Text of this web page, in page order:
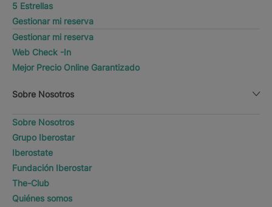
5 Estrellas
Gestionar mi reserva
Gestionar mi reserva
Web Check -In
Mejor Precio Online Garantizado
Sobre Nosotros
Sobre Nosotros
Grupo Iberostar
Iberostate
Fundación Iberostar
The-Club
Quiénes somos